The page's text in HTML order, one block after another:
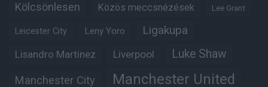
Kölcsönlesen Közös meccsnézések Lee Grant
Leicester City Leny Yoro Ligakupa
Lisandro Martinez Liverpool Luke Shaw
Manchester City Manchester United